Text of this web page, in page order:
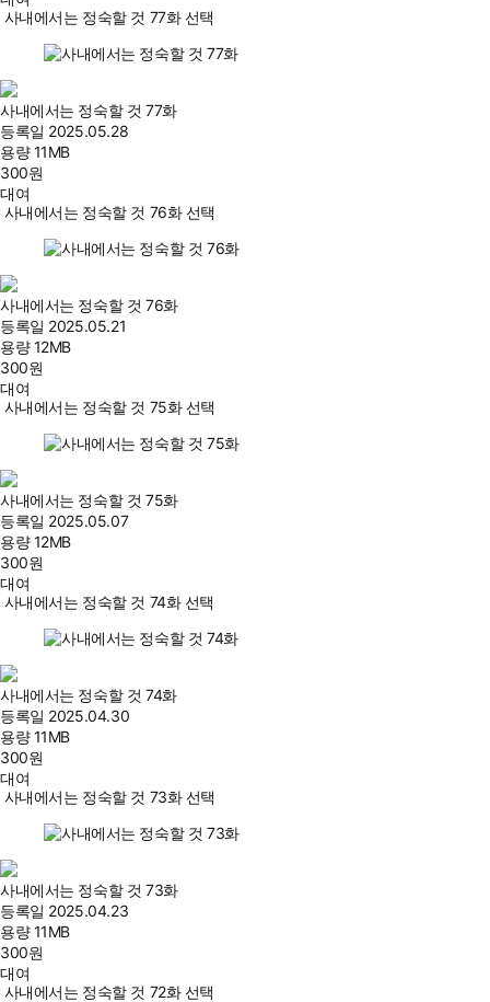
사내에서는 정숙할 것 77화 선택
사내에서는 정숙할 것 77화
등록일 2025.05.28
용량11MB
300원
대여
사내에서는 정숙할 것 76화 선택
사내에서는 정숙할 것 76화
등록일 2025.05.21
용량12MB
300원
대여
사내에서는 정숙할 것 75화 선택
사내에서는 정숙할 것 75화
등록일 2025.05.07
용량12MB
300원
대여
사내에서는 정숙할 것 74화 선택
사내에서는 정숙할 것 74화
등록일 2025.04.30
용량11MB
300원
대여
사내에서는 정숙할 것 73화 선택
사내에서는 정숙할 것 73화
등록일 2025.04.23
용량11MB
300원
대여
사내에서는 정숙할 것 72화 선택